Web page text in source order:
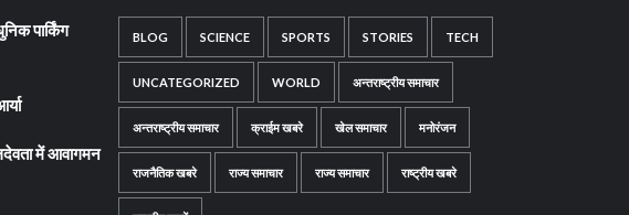
पार्किंग
में आवागमन
BLOG SCIENCE SPORTS STORIES TECH
UNCATEGORIZED WORLD अन्तराष्ट्रीय समाचार
अन्तराष्ट्रीय समाचार क्राईम खबरे खेल समाचार मनोरंजन
राजनैतिक खबरे राज्य समाचार राज्य समाचार राष्ट्रीय खबरे